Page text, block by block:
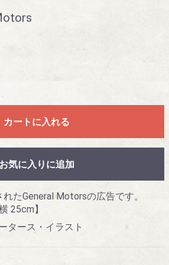
カートに入れる
お気に入りに追加
たGeneral Motorsの広告です。
25cm】
タース・イラスト